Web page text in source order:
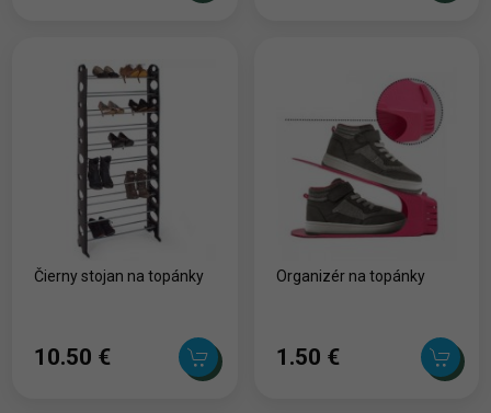
Čierny stojan na topánky
10.50 ‎€
Organizér na topánky
1.50 ‎€